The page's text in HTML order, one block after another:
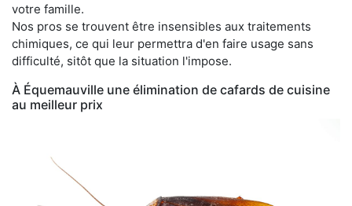
votre famille.
Nos pros se trouvent être insensibles aux traitements
chimiques, ce qui leur permettra d'en faire usage sans
difficulté, sitôt que la situation l'impose.
À Équemauville une élimination de cafards de cuisine
au meilleur prix